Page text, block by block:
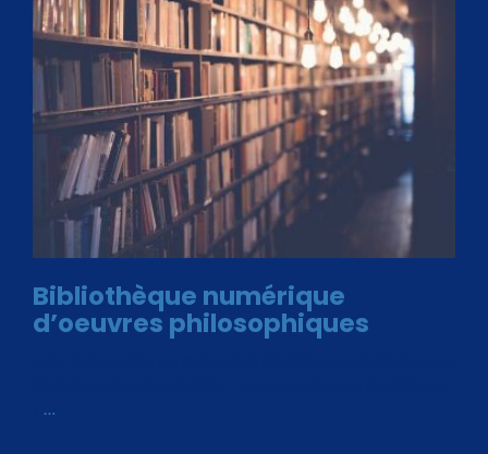
Bibliothèque numérique
d’oeuvres philosophiques
…